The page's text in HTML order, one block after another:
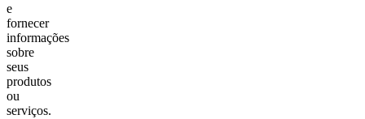
e
fornecer
informações
sobre
seus
produtos
ou
serviços.